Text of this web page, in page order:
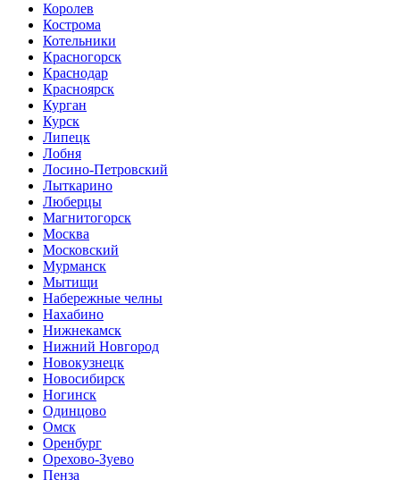
Королев
Кострома
Котельники
Красногорск
Краснодар
Красноярск
Курган
Курск
Липецк
Лобня
Лосино-Петровский
Лыткарино
Люберцы
Магнитогорск
Москва
Московский
Мурманск
Мытищи
Набережные челны
Нахабино
Нижнекамск
Нижний Новгород
Новокузнецк
Новосибирск
Ногинск
Одинцово
Омск
Оренбург
Орехово-Зуево
Пенза